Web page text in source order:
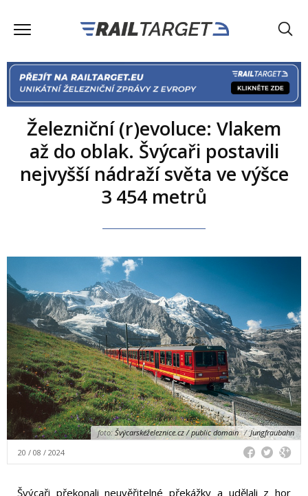
Železniční (r)evoluce: Vlakem
až do oblak. Švýcaři postavili
nejvyšší nádraží světa ve výšce
3 454 metrů
foto:Švýcarskéželeznice.cz / public domain / Jungfraubahn
20 / 08 / 2024
Švýcaři překonali neuvěřitelné překážky a udělali z hor